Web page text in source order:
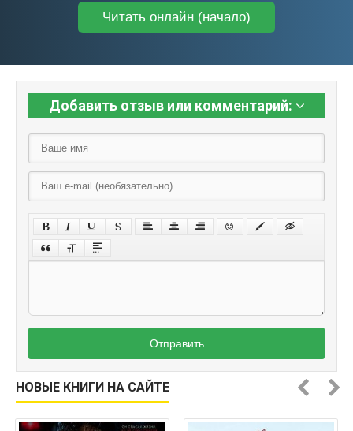
Читать онлайн (начало)
Добавить отзыв или комментарий:
Отправить
НОВЫЕ КНИГИ НА САЙТЕ